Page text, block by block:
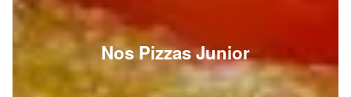
Nos Pizzas Junior